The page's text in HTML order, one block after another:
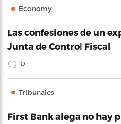
Economy
Las confesiones de un
Junta de Control Fiscal
0
Tribunales
First Bank alega no hay